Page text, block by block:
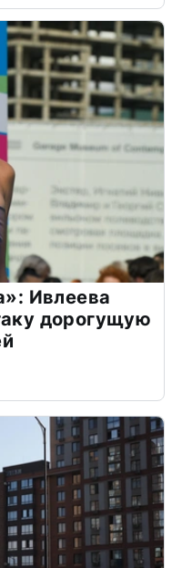
Ивлеева
дорогущую